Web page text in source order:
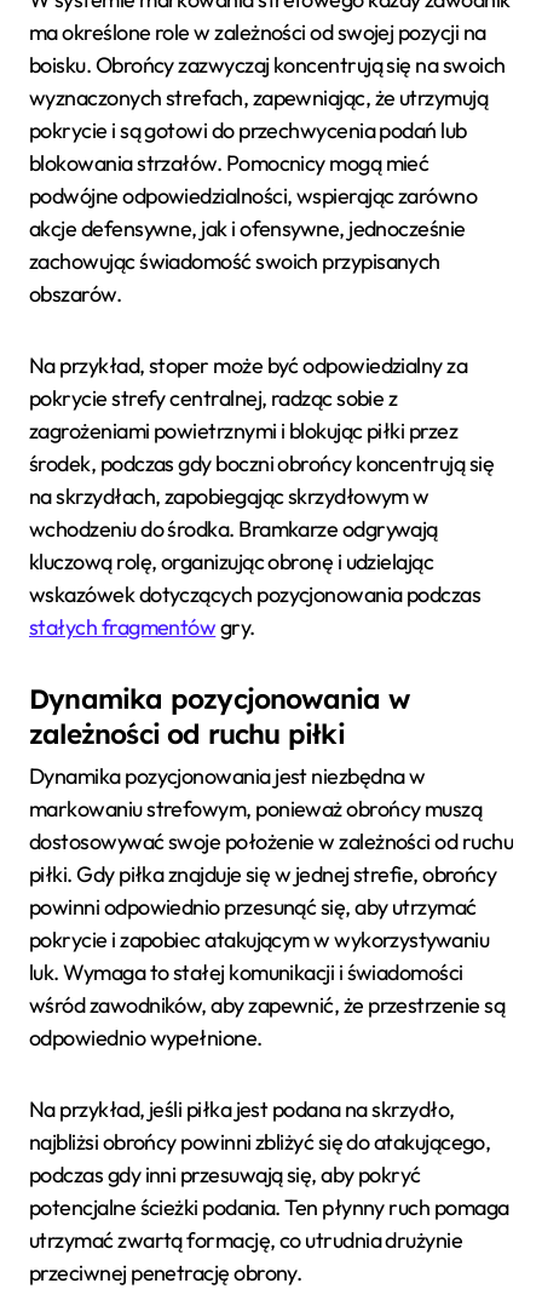
ma określone role w zależności od swojej pozycji na
boisku. Obrońcy zazwyczaj koncentrują się na swoich
wyznaczonych strefach, zapewniając, że utrzymują
pokrycie i są gotowi do przechwycenia podań lub
blokowania strzałów. Pomocnicy mogą mieć
podwójne odpowiedzialności, wspierając zarówno
akcje defensywne, jak i ofensywne, jednocześnie
zachowując świadomość swoich przypisanych
obszarów.
Na przykład, stoper może być odpowiedzialny za
pokrycie strefy centralnej, radząc sobie z
zagrożeniami powietrznymi i blokując piłki przez
środek, podczas gdy boczni obrońcy koncentrują się
na skrzydłach, zapobiegając skrzydłowym w
wchodzeniu do środka. Bramkarze odgrywają
kluczową rolę, organizując obronę i udzielając
wskazówek dotyczących pozycjonowania podczas
stałych fragmentówgry.
Dynamika pozycjonowania w
zależności od ruchu piłki
Dynamika pozycjonowania jest niezbędna w
markowaniu strefowym, ponieważ obrońcy muszą
dostosowywać swoje położenie w zależności od ruchu
piłki. Gdy piłka znajduje się w jednej strefie, obrońcy
powinni odpowiednio przesunąć się, aby utrzymać
pokrycie i zapobiec atakującym w wykorzystywaniu
luk. Wymaga to stałej komunikacji i świadomości
wśród zawodników, aby zapewnić, że przestrzenie są
odpowiednio wypełnione.
Na przykład, jeśli piłka jest podana na skrzydło,
najbliżsi obrońcy powinni zbliżyć się do atakującego,
podczas gdy inni przesuwają się, aby pokryć
potencjalne ścieżki podania. Ten płynny ruch pomaga
utrzymać zwartą formację, co utrudnia drużynie
przeciwnej penetrację obrony.